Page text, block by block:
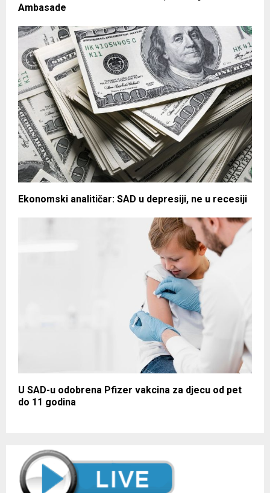
Ambasade
Ekonomski analitičar: SAD u depresiji, ne u recesiji
U SAD-u odobrena Pfizer vakcina za djecu od pet
do 11 godina